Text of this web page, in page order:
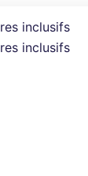
inclusifs
inclusifs